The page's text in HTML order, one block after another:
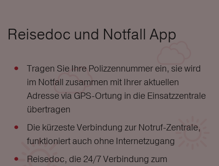
Reisedoc und Notfall App
Tragen Sie Ihre Polizzennummer ein, sie wird
im Notfall zusammen mit Ihrer aktuellen
Adresse via GPS-Ortung in die Einsatzzentrale
übertragen
Die kürzeste Verbindung zur Notruf-Zentrale,
funktioniert auch ohne Internetzugang
Reisedoc, die 24/7 Verbindung zum